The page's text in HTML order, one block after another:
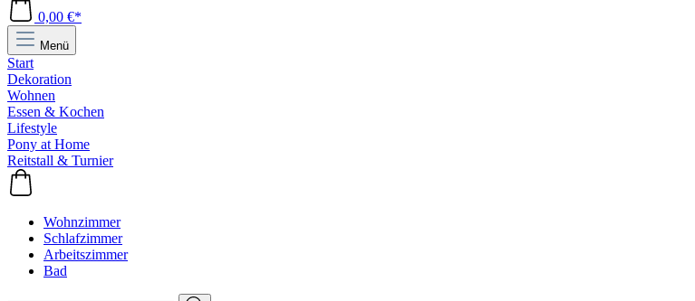
0,00 €*
Menü
Start
Dekoration
Wohnen
Essen & Kochen
Lifestyle
Pony at Home
Reitstall & Turnier
Wohnzimmer
Schlafzimmer
Arbeitszimmer
Bad